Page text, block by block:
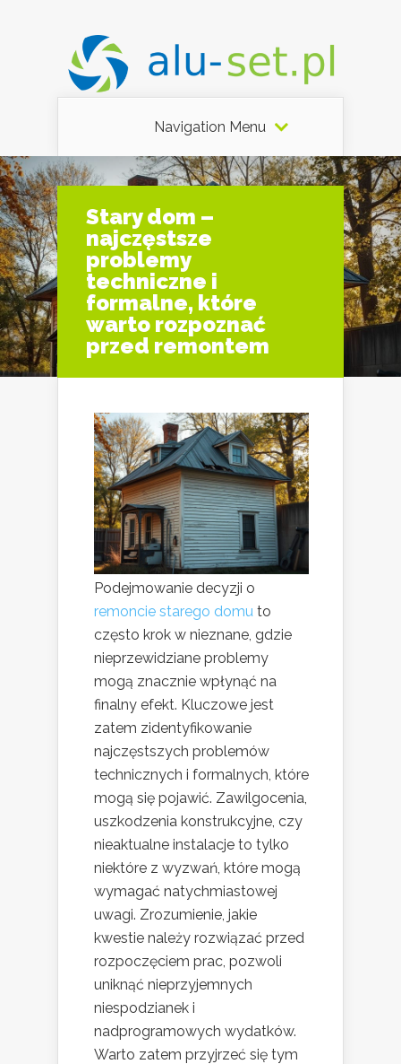
Navigation Menu
Stary dom –
najczęstsze
problemy
techniczne i
formalne, które
warto rozpoznać
przed remontem
Podejmowanie decyzji o
remoncie starego domu to
często krok w nieznane, gdzie
nieprzewidziane problemy
mogą znacznie wpłynąć na
finalny efekt. Kluczowe jest
zatem zidentyfikowanie
najczęstszych problemów
technicznych i formalnych, które
mogą się pojawić. Zawilgocenia,
uszkodzenia konstrukcyjne, czy
nieaktualne instalacje to tylko
niektóre z wyzwań, które mogą
wymagać natychmiastowej
uwagi. Zrozumienie, jakie
kwestie należy rozwiązać przed
rozpoczęciem prac, pozwoli
uniknąć nieprzyjemnych
niespodzianek i
nadprogramowych wydatków.
Warto zatem przyjrzeć się tym